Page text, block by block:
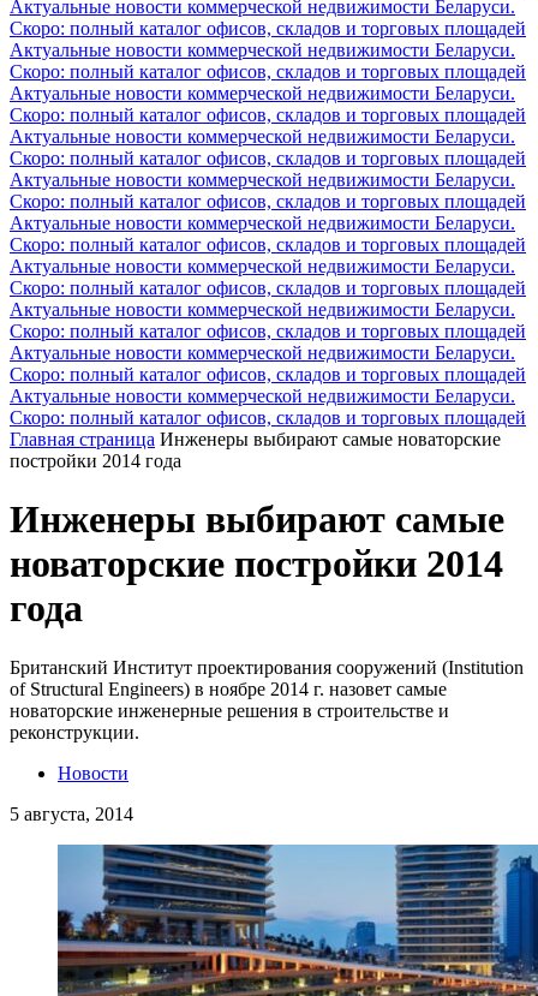
Актуальные новости коммерческой недвижимости Беларуси.
Скоро: полный каталог офисов, складов и торговых площадей
Актуальные новости коммерческой недвижимости Беларуси.
Скоро: полный каталог офисов, складов и торговых площадей
Актуальные новости коммерческой недвижимости Беларуси.
Скоро: полный каталог офисов, складов и торговых площадей
Актуальные новости коммерческой недвижимости Беларуси.
Скоро: полный каталог офисов, складов и торговых площадей
Актуальные новости коммерческой недвижимости Беларуси.
Скоро: полный каталог офисов, складов и торговых площадей
Актуальные новости коммерческой недвижимости Беларуси.
Скоро: полный каталог офисов, складов и торговых площадей
Актуальные новости коммерческой недвижимости Беларуси.
Скоро: полный каталог офисов, складов и торговых площадей
Актуальные новости коммерческой недвижимости Беларуси.
Скоро: полный каталог офисов, складов и торговых площадей
Актуальные новости коммерческой недвижимости Беларуси.
Скоро: полный каталог офисов, складов и торговых площадей
Актуальные новости коммерческой недвижимости Беларуси.
Скоро: полный каталог офисов, складов и торговых площадей
Главная страница Инженеры выбирают самые новаторские
постройки 2014 года
Инженеры выбирают самые
новаторские постройки 2014
года
Британский Институт проектирования сооружений (Institution
of Structural Engineers) в ноябре 2014 г. назовет самые
новаторские инженерные решения в строительстве и
реконструкции.
Новости
5 августа, 2014